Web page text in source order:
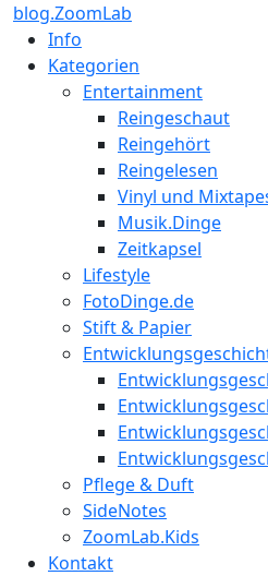
blog.ZoomLab
Info
Kategorien
Entertainment
Reingeschaut
Reingehört
Reingelesen
Vinyl und
Musik.Dinge
Zeitkapsel
Lifestyle
FotoDinge.de
Stift & Papier
Pflege & Duft
SideNotes
ZoomLab.Kids
Kontakt